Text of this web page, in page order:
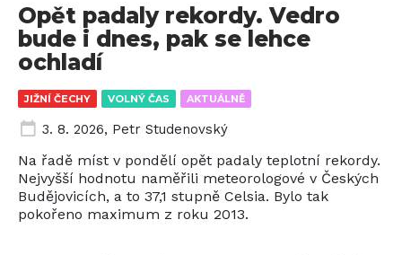
JIŽNÍ ČECHY VOLNÝ ČAS AKTUÁLNĚ
Opět padaly rekordy. Vedro
bude i dnes, pak se lehce
ochladí
3. 8. 2026, Petr Studenovský
Na řadě míst v pondělí opět padaly teplotní rekordy.
Nejvyšší hodnotu naměřili meteorologové v Českých
Budějovicích, a to 37,1 stupně Celsia. Bylo tak
pokořeno maximum z roku 2013.